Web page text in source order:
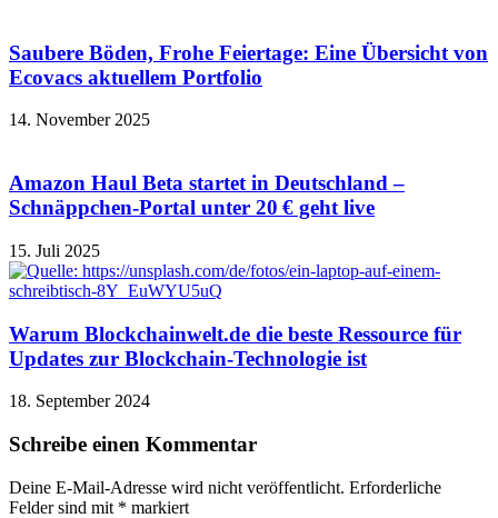
Saubere Böden, Frohe Feiertage: Eine Übersicht von
Ecovacs aktuellem Portfolio
14. November 2025
Amazon Haul Beta startet in Deutschland –
Schnäppchen-Portal unter 20 € geht live
15. Juli 2025
Warum Blockchainwelt.de die beste Ressource für
Updates zur Blockchain-Technologie ist
18. September 2024
Schreibe einen Kommentar
Deine E-Mail-Adresse wird nicht veröffentlicht. Erforderliche
Felder sind mit * markiert